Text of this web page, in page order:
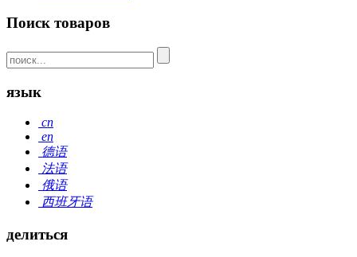
Поиск товаров
язык
cn
en
德语
法语
俄语
西班牙语
делиться